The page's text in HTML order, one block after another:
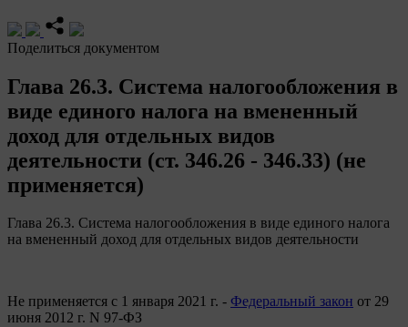
Поделиться документом
Глава 26.3. Система налогообложения в
виде единого налога на вмененный
доход для отдельных видов
деятельности (ст. 346.26 - 346.33) (не
применяется)
Глава 26.3. Система налогообложения в виде единого налога
на вмененный доход для отдельных видов деятельности
Не применяется с 1 января 2021 г. - Федеральный закон от 29
июня 2012 г. N 97-ФЗ